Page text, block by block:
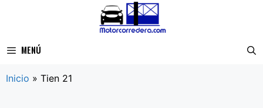
MENÚ
Inicio » Tien 21